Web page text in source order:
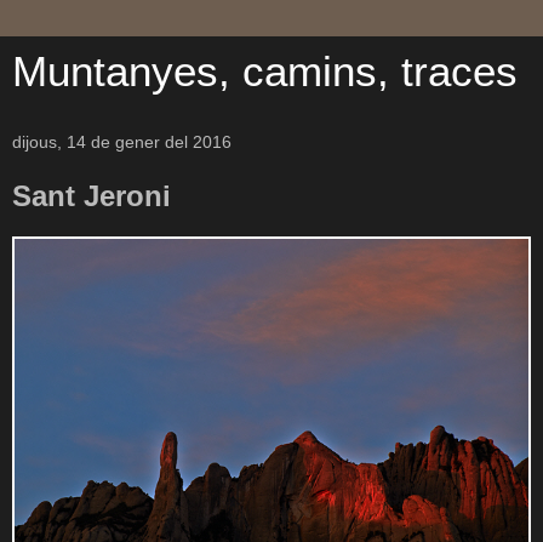
Muntanyes, camins, traces
dijous, 14 de gener del 2016
Sant Jeroni